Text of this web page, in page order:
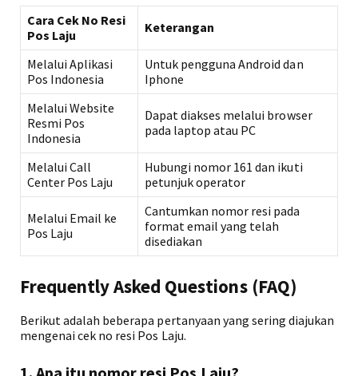
Cara Cek No Resi
Pos Laju
Keterangan
Melalui Aplikasi
Pos Indonesia
Untuk pengguna Android dan
Iphone
Melalui Website
Resmi Pos
Indonesia
Dapat diakses melalui browser
pada laptop atau PC
Melalui Call
Center Pos Laju
Hubungi nomor 161 dan ikuti
petunjuk operator
Melalui Email ke
Pos Laju
Cantumkan nomor resi pada
format email yang telah
disediakan
Frequently Asked Questions (FAQ)
Berikut adalah beberapa pertanyaan yang sering diajukan
mengenai cek no resi Pos Laju.